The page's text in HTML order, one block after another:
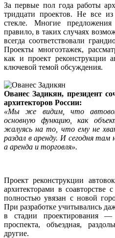
За первые пол года работы
тридцати проектов. Не все
стекле. Многие
правило, в таких случаях
всегда соответствовали
Проекты многоэтажек,
как и проект реконструкции
ключевой темой обсуждения.
Ованес Задикян, президент
архитекторов России:
«Мы же видим, что
основную функцию, как
жалуясь на то, что ему не
раздал в аренду. И сегодня там
а аренда и торговля».
Проект реконструкции
архитекторами в соавторстве
полностью увязан с новой
При разработке учитывались
в стадии проектирования —
проспекта, объездная,
другие.